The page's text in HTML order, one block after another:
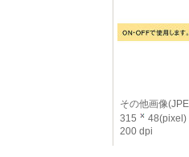
その他画像
315
48(pixel)
200 dpi